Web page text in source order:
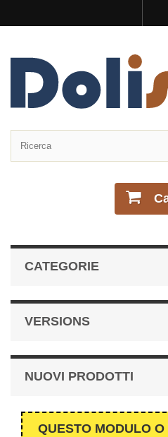
CATEGORIE
VERSIONS
NUOVI PRODOTTI
QUESTO MODULO